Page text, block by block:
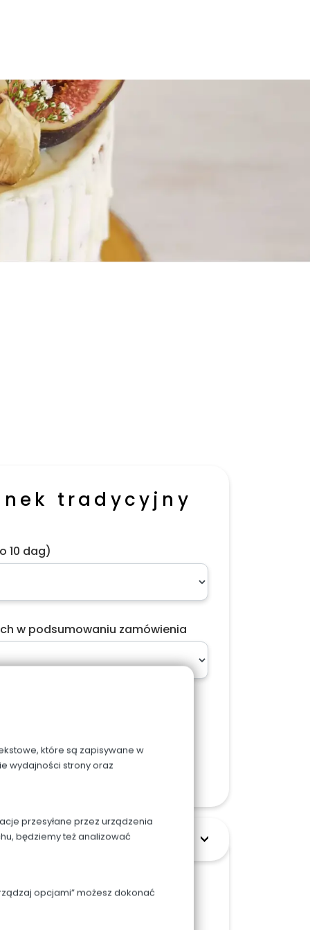
które są zapisywane w
wydajności strony oraz
przesyłane przez urządzenia
będziemy też analizować
opcjami” możesz dokonać
tradycyjny
10 dag)
w podsumowaniu zamówienia